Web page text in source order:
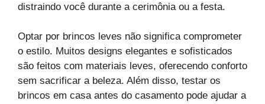
distraindo você durante a cerimônia ou a festa.
Optar por brincos leves não significa comprometer
o estilo. Muitos designs elegantes e sofisticados
são feitos com materiais leves, oferecendo conforto
sem sacrificar a beleza. Além disso, testar os
brincos em casa antes do casamento pode ajudar a